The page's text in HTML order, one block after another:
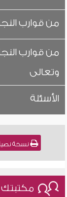
من قوارب
من قوارب
وتعالى
الأسئلة
نسخة
مكتبتك